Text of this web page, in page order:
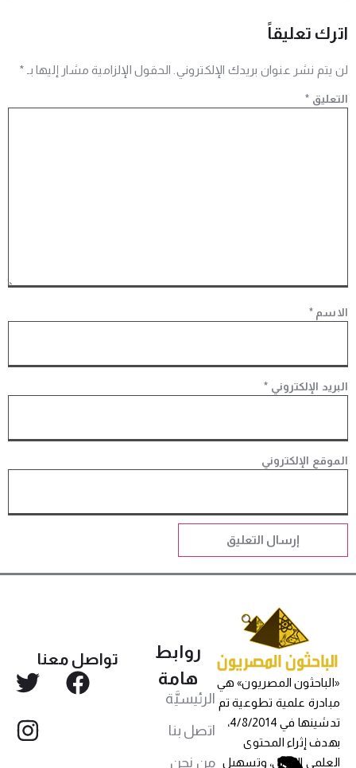
اترك تعليقاً
لن يتم نشر عنوان بريدك الإلكتروني. الحقول الإلزامية مشار إليها بـ *
التعليق *
الاسم*
البريد الإلكتروني *
الموقع الإلكتروني
«الباحثون المصريون» هي
مبادرة علمية تطوعية تم
تدشينها في 4/8/2014،
بهدف إثراء المحتوى
العلمي العربي، وتسهيل
روابط
هامة
الرئيسيَّة
اتصل بنا
من نحن
تواصل معنا